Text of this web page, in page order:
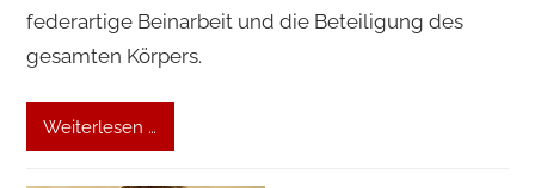
federartige Beinarbeit und die Beteiligung des
gesamten Körpers.
Weiterlesen …